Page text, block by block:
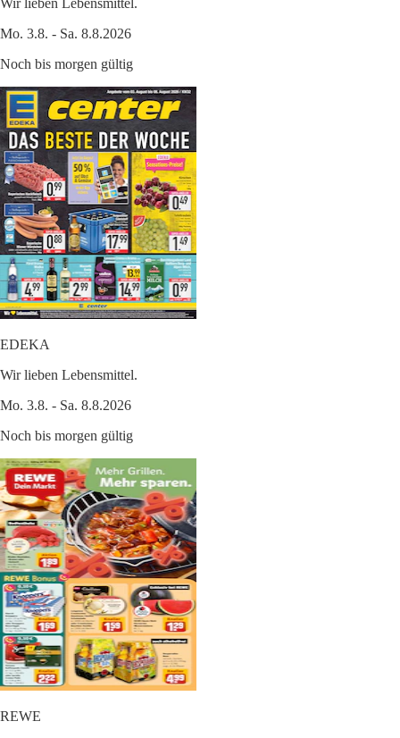
Wir lieben Lebensmittel.
Mo. 3.8. - Sa. 8.8.2026
Noch bis morgen gültig
EDEKA
Wir lieben Lebensmittel.
Mo. 3.8. - Sa. 8.8.2026
Noch bis morgen gültig
REWE